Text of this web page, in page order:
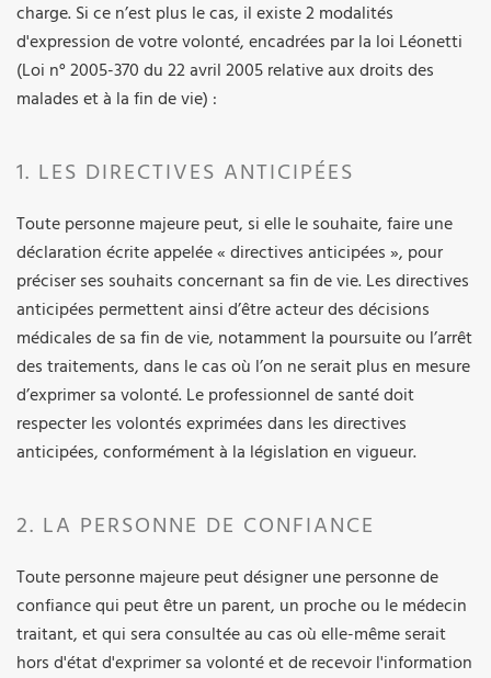
charge. Si ce n’est plus le cas, il existe 2 modalités
d'expression de votre volonté, encadrées par la loi Léonetti
(Loi n° 2005-370 du 22 avril 2005 relative aux droits des
malades et à la fin de vie) :
1. LES DIRECTIVES ANTICIPÉES
Toute personne majeure peut, si elle le souhaite, faire une
déclaration écrite appelée « directives anticipées », pour
préciser ses souhaits concernant sa fin de vie. Les directives
anticipées permettent ainsi d’être acteur des décisions
médicales de sa fin de vie, notamment la poursuite ou l’arrêt
des traitements, dans le cas où l’on ne serait plus en mesure
d’exprimer sa volonté. Le professionnel de santé doit
respecter les volontés exprimées dans les directives
anticipées, conformément à la législation en vigueur.
2. LA PERSONNE DE CONFIANCE
Toute personne majeure peut désigner une personne de
confiance qui peut être un parent, un proche ou le médecin
traitant, et qui sera consultée au cas où elle-même serait
hors d'état d'exprimer sa volonté et de recevoir l'information